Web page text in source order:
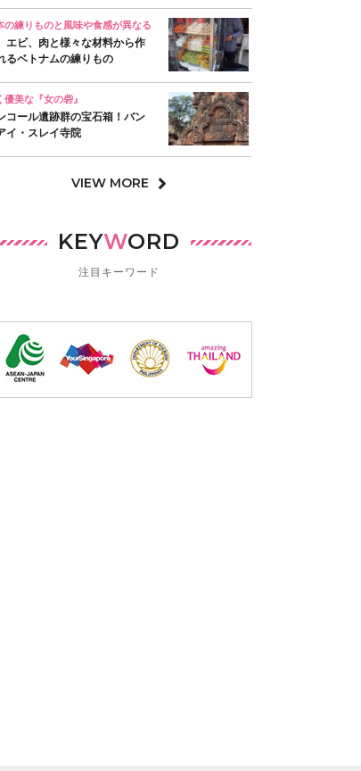
の練りものと風味や食感が異なる
エビ、肉と様々な材料から作
るベトナムの練りもの
優美な『女の砦』
コール遺跡群の宝石箱！バン
イ・スレイ寺院
VIEW MORE
KEYWORD
注目キーワード